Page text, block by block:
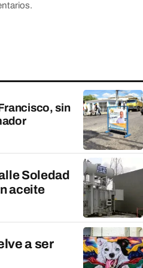
sin
Soledad
aceite
a ser